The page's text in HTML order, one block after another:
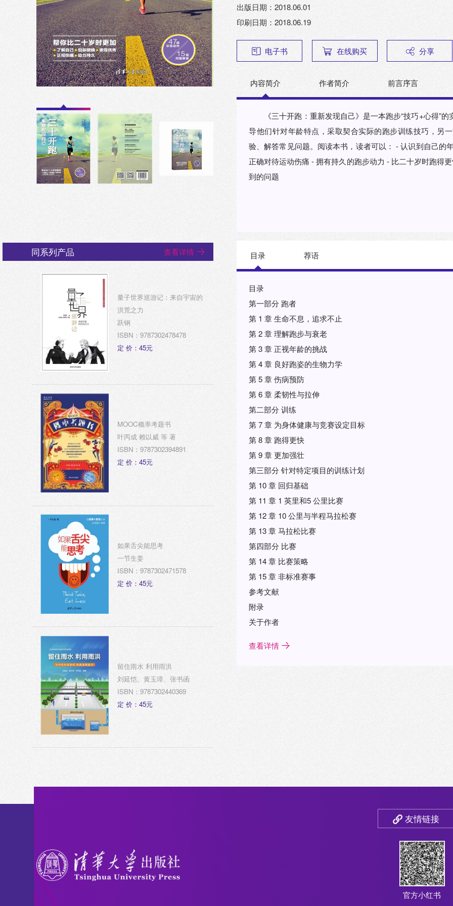
出版日期：2018.06.01
印刷日期：2018.06.19
电子书 在线购买 分享
内容简介 作者简介 前言序言
《三十开跑：重新发现自己》是一本跑步“技巧+心得”
导他们针对年龄特点，采取契合实际的跑步训练技巧，另
验、解答常见问题。阅读本书，读者可以： - 认识到自己的
正确对待运动伤痛 - 拥有持久的跑步动力 - 比二十岁时跑得
到的问题
目录 荐语
目录
第一部分 跑者
第 1 章 生命不息，追求不止
第 2 章 理解跑步与衰老
第 3 章 正视年龄的挑战
第 4 章 良好跑姿的生物力学
第 5 章 伤病预防
第 6 章 柔韧性与拉伸
第二部分 训练
第 7 章 为身体健康与竞赛设定目标
第 8 章 跑得更快
第 9 章 更加强壮
第三部分 针对特定项目的训练计划
第 10 章 回归基础
第 11 章 1 英里和5 公里比赛
第 12 章 10 公里与半程马拉松赛
第 13 章 马拉松比赛
第四部分 比赛
第 14 章 比赛策略
第 15 章 非标准赛事
参考文献
附录
关于作者
查看详情
同系列产品 查看详情
量子世界巡游记：来自宇宙的
洪荒之力
跃钢
ISBN：9787302478478
定 价：45元
MOOC概率考题书
叶丙成 赖以威 等 著
ISBN：9787302394891
定 价：45元
如果舌尖能思考
一节生姜
ISBN：9787302471578
定 价：45元
留住雨水 利用雨洪
刘延恺、黄玉璋、张书函
ISBN：9787302440369
定 价：45元
友情链接
官方小红书